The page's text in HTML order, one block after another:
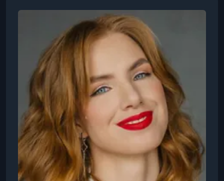
переезды, оформляет пространство “с нуля” и
выступает на профильных мероприятиях как